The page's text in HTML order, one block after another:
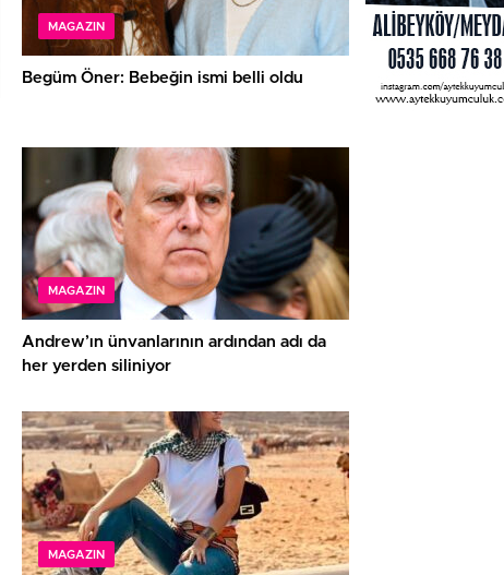
MAGAZIN
Begüm Öner: Bebeğin ismi belli oldu
MAGAZIN
Andrew’ın ünvanlarının ardından adı da
her yerden siliniyor
MAGAZIN